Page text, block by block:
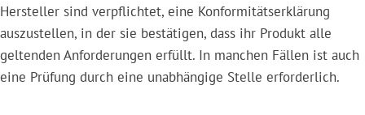
Hersteller sind verpflichtet, eine Konformitätserklärung
auszustellen, in der sie bestätigen, dass ihr Produkt alle
geltenden Anforderungen erfüllt. In manchen Fällen ist auch
eine Prüfung durch eine unabhängige Stelle erforderlich.